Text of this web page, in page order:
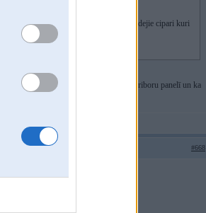
tik veel papildus jaizmanto Vin pedejie cipari kuri
domāju, ka tādai f-jai bija jābūt priboru panelī un ka
#668